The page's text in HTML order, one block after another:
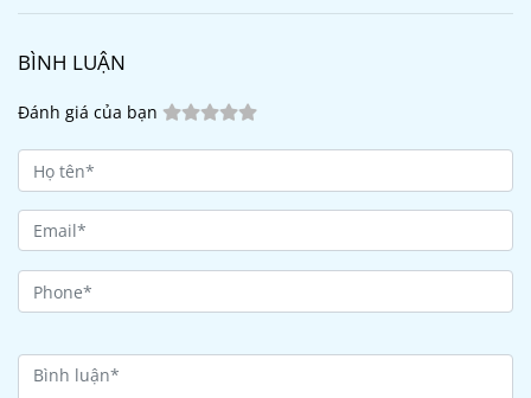
BÌNH LUẬN
Đánh giá của bạn